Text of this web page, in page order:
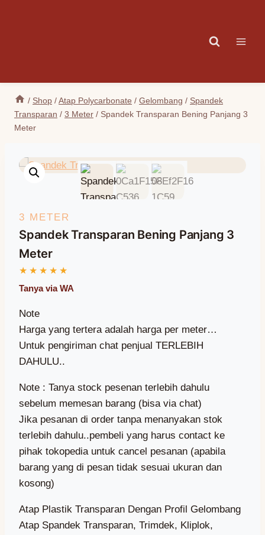
/ Shop /Atap Polycarbonate / Gelombang / Spandek
Transparan / 3 Meter / Spandek Transparan Bening Panjang 3
Meter
3 METER
Spandek Transparan Bening Panjang 3
Meter
Note
Harga yang tertera adalah harga per meter…
Untuk pengiriman chat penjual TERLEBIH
DAHULU..
Note : Tanya stock pesenan terlebih dahulu
sebelum memesan barang (bisa via chat)
Jika pesanan di order tanpa menanyakan stok
terlebih dahulu..pembeli yang harus contact ke
pihak tokopedia untuk cancel pesanan (apabila
barang yang di pesan tidak sesuai ukuran dan
kosong)
Atap Plastik Transparan Dengan Profil Gelombang
Atap Spandek Transparan, Trimdek, Kliplok,